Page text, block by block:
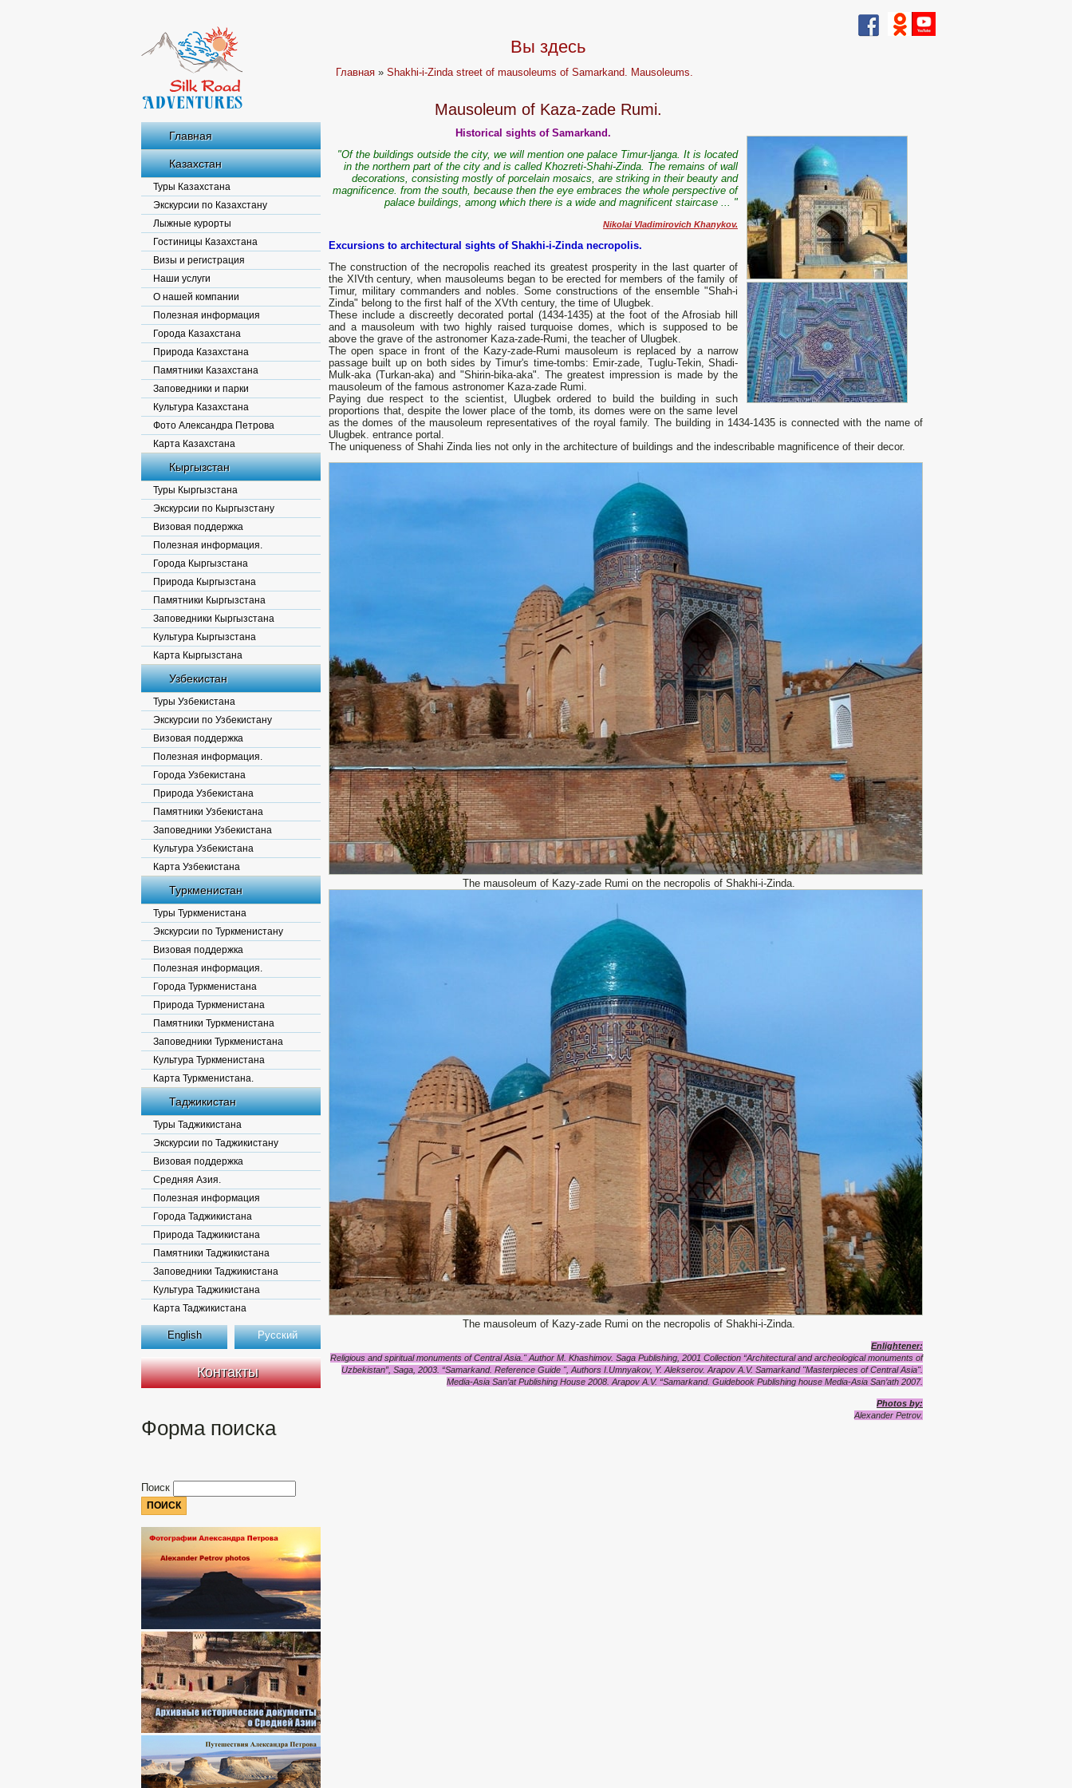
Главная
Казахстан
Туры Казахстана
Экскурсии по Казахстану
Лыжные курорты
Гостиницы Казахстана
Визы и регистрация
Наши услуги
О нашей компании
Полезная информация
Города Казахстана
Природа Казахстана
Памятники Казахстана
Заповедники и парки
Культура Казахстана
Фото Александра Петрова
Карта Казахстана
Кыргызстан
Туры Кыргызстана
Экскурсии по Кыргызстану
Визовая поддержка
Полезная информация.
Города Кыргызстана
Природа Кыргызстана
Памятники Кыргызстана
Заповедники Кыргызстана
Культура Кыргызстана
Карта Кыргызстана
Узбекистан
Туры Узбекистана
Экскурсии по Узбекистану
Визовая поддержка
Полезная информация.
Города Узбекистана
Природа Узбекистана
Памятники Узбекистана
Заповедники Узбекистана
Культура Узбекистана
Карта Узбекистана
Туркменистан
Туры Туркменистана
Экскурсии по Туркменистану
Визовая поддержка
Полезная информация.
Города Туркменистана
Природа Туркменистана
Памятники Туркменистана
Заповедники Туркменистана
Культура Туркменистана
Карта Туркменистана.
Таджикистан
Туры Таджикистана
Экскурсии по Таджикистану
Визовая поддержка
Средняя Азия.
Полезная информация
Города Таджикистана
Природа Таджикистана
Памятники Таджикистана
Заповедники Таджикистана
Культура Таджикистана
Карта Таджикистана
English Русский
Контакты
Форма поиска
Поиск
Вы здесь
Главная »Shakhi-i-Zinda street of mausoleums of Samarkand. Mausoleums.
Mausoleum of Kaza-zade Rumi.
Historical sights of Samarkand.
"Of the buildings outside the city, we will mention one palace Timur-ljanga. It is located
in the northern part of the city and is called Khozreti-Shahi-Zinda. The remains of wall
decorations, consisting mostly of porcelain mosaics, are striking in their beauty and
magnificence. from the south, because then the eye embraces the whole perspective of
palace buildings, among which there is a wide and magnificent staircase ... "
Nikolai Vladimirovich Khanykov.
Excursions to architectural sights of Shakhi-i-Zinda necropolis.
The construction of the necropolis reached its greatest prosperity in the last quarter of
the XIVth century, when mausoleums began to be erected for members of the family of
Timur, military commanders and nobles. Some constructions of the ensemble "Shah-i
Zinda" belong to the first half of the XVth century, the time of Ulugbek.
These include a discreetly decorated portal (1434-1435) at the foot of the Afrosiab hill
and a mausoleum with two highly raised turquoise domes, which is supposed to be
above the grave of the astronomer Kaza-zade-Rumi, the teacher of Ulugbek.
The open space in front of the Kazy-zade-Rumi mausoleum is replaced by a narrow
passage built up on both sides by Timur's time-tombs: Emir-zade, Tuglu-Tekin, Shadi-
Mulk-aka (Turkan-aka) and "Shirin-bika-aka". The greatest impression is made by the
mausoleum of the famous astronomer Kaza-zade Rumi.
Paying due respect to the scientist, Ulugbek ordered to build the building in such
proportions that, despite the lower place of the tomb, its domes were on the same level
as the domes of the mausoleum representatives of the royal family. The building in 1434-1435 is connected with the name of
Ulugbek. entrance portal.
The uniqueness of Shahi Zinda lies not only in the architecture of buildings and the indescribable magnificence of their decor.
The mausoleum of Kazy-zade Rumi on the necropolis of Shakhi-i-Zinda.
The mausoleum of Kazy-zade Rumi on the necropolis of Shakhi-i-Zinda.
Enlightener:
Religious and spiritual monuments of Central Asia." Author M. Khashimov. Saga Publishing, 2001 Collection “Architectural and archeological monuments of
Uzbekistan”, Saga, 2003. “Samarkand. Reference Guide ", Authors I.Umnyakov, Y. Alekserov. Arapov A.V. Samarkand "Masterpieces of Central Asia".
Media-Asia San’at Publishing House 2008. Arapov A.V. “Samarkand. Guidebook Publishing house Media-Asia San’ath 2007.
Photos by:
Alexander Petrov.